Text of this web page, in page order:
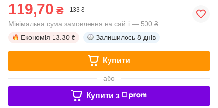
119,70 ₴ 133 ₴
Мінімальна сума замовлення на сайті — 500 ₴
Економія 13.30 ₴ Залишилось 8 днів
Купити
або
Купити з